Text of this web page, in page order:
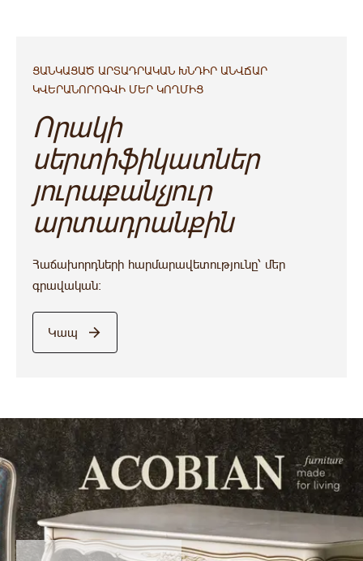
ՑԱՆԿԱՑԱԾ ԱՐՏԱԴՐԱԿԱՆ ԽՆԴԻՐ ԱՆՎՃԱՐ
ԿՎԵՐԱՆՈՐՈԳՎԻ ՄԵՐ ԿՈՂՄԻՑ
Որակի
սերտիֆիկատներ
յուրաքանչյուր
արտադրանքին
Հաճախորդների հարմարավետությունը՝ մեր
գրավական:
Կապ